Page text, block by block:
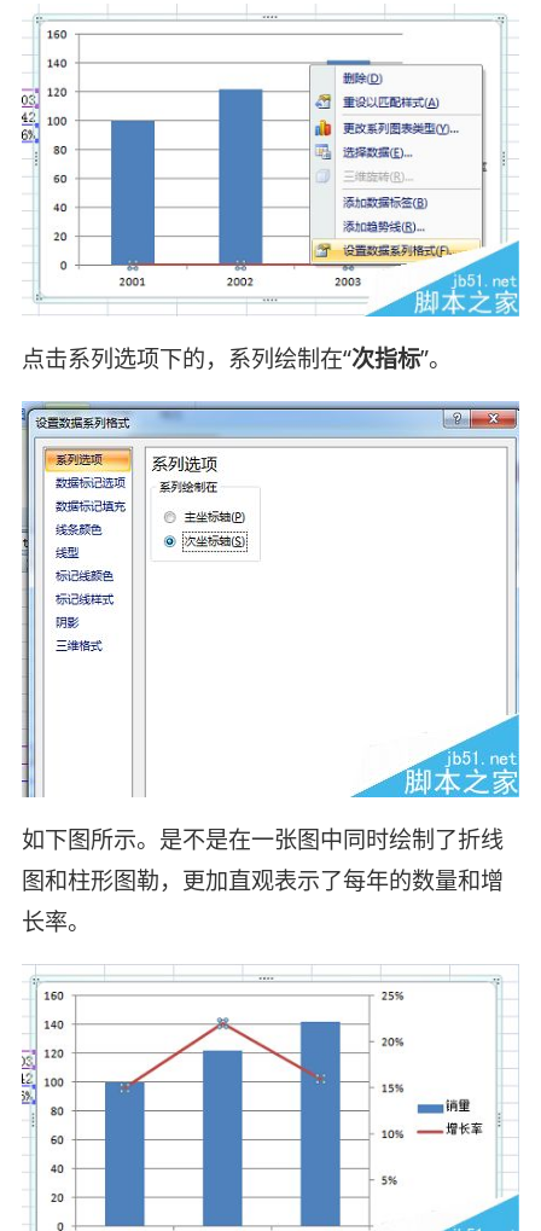
点击系列选项下的，系列绘制在“次指标”。
如下图所示。是不是在一张图中同时绘制了折线
图和柱形图勒，更加直观表示了每年的数量和增
长率。